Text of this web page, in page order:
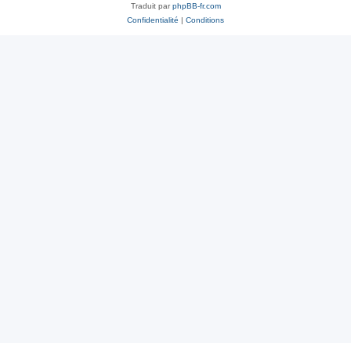
Traduit parphpBB-fr.com
Confidentialité | Conditions